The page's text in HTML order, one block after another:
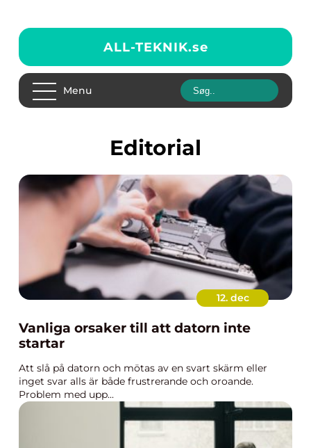
ALL-TEKNIK.se
Menu
editorial
12. dec
Vanliga orsaker till att datorn inte
startar
Att slå på datorn och mötas av en svart skärm eller
inget svar alls är både frustrerande och oroande.
Problem med upp...